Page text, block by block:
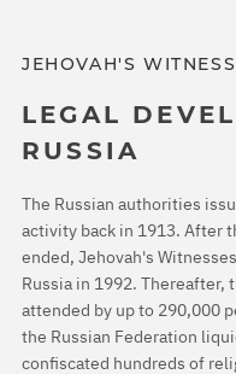
JEHOVAH'S
LEGAL
RUSSIA
The Russian authorities
activity back in 1913. After
ended, Jehovah's
Russia in 1992.
attended by up to 290,000
the Russian Federation
confiscated hundreds of